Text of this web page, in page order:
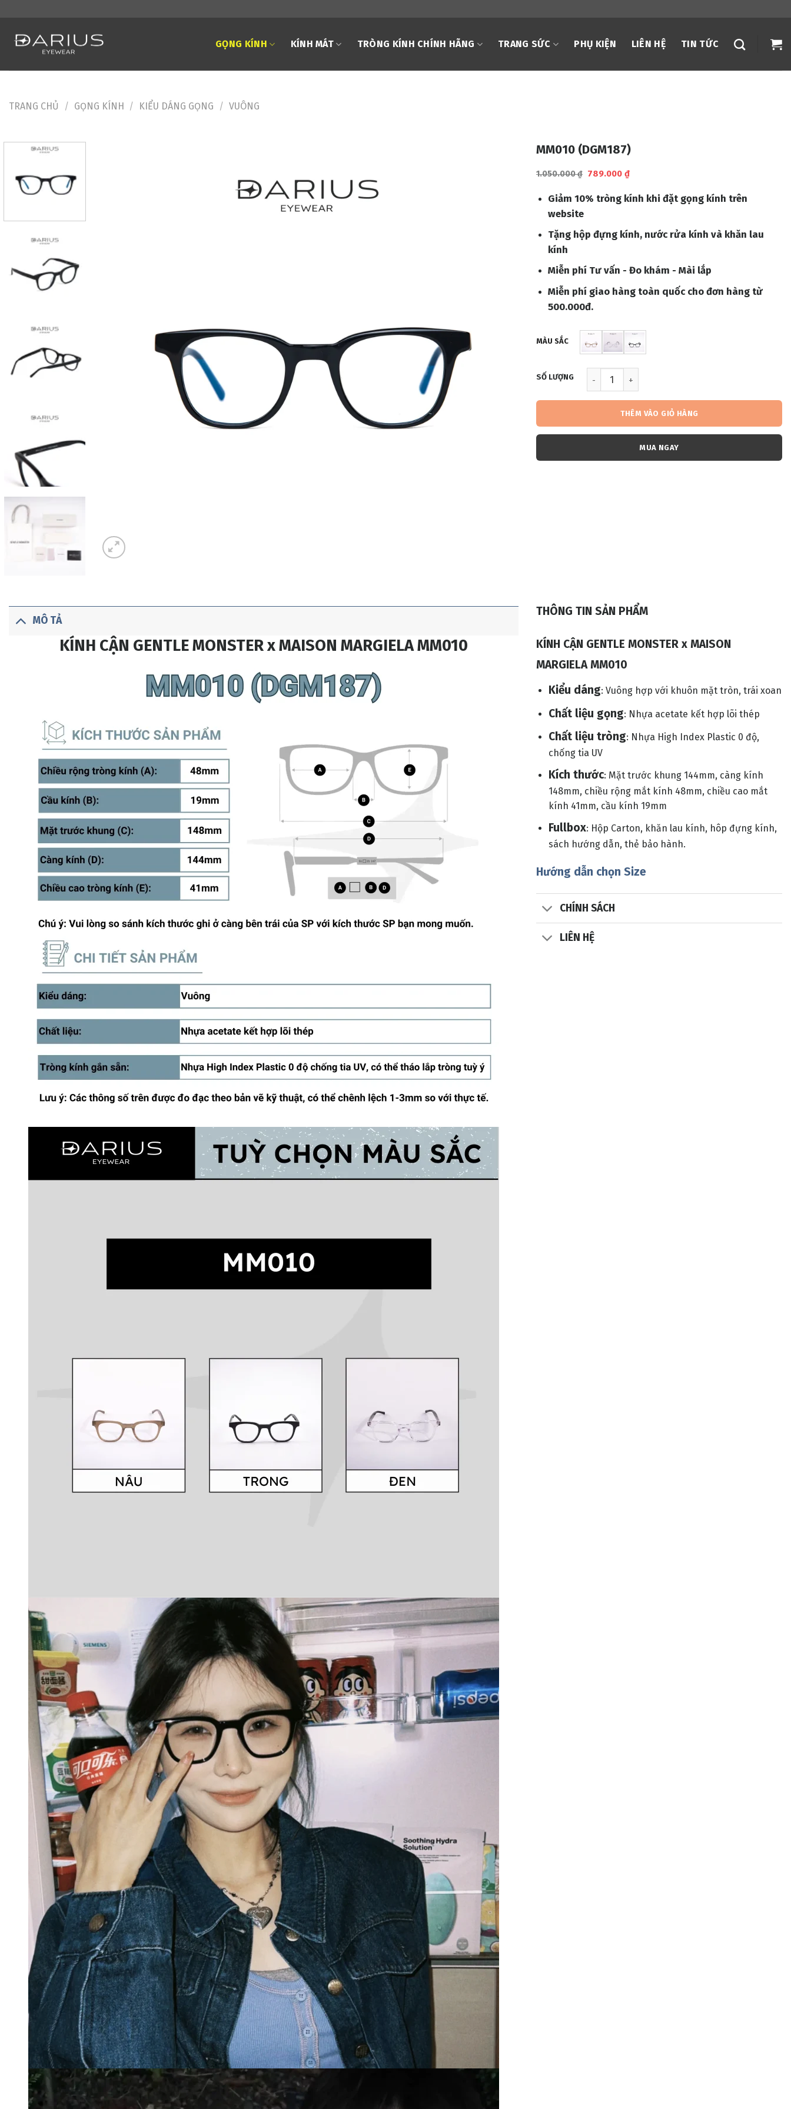
content
GỌNG KÍNH KÍNH MÁT TRÒNG KÍNH CHÍNH HÃNG TRANG SỨC PHỤ KIỆN LIÊN HỆ TIN TỨC
TRANG CHỦ / GỌNG KÍNH / KIỂU DÁNG GỌNG / VUÔNG
MM010 (DGM187)
1.050.000₫ Giá
1.050.000 ₫.
789.000₫Giá
tại
là:
Giảm 10% tròng kính khi đặt gọng kính trên
website
Tặng hộp đựng kính, nước rửa kính và khăn lau
kính
Miễn phí Tư vấn - Đo khám - Mài lắp
Miễn phí giao hàng toàn quốc cho đơn hàng từ
500.000đ.
MÀU SẮC
MM010 (DGM187) số lượng
THÊM VÀO GIỎ HÀNG
MUA NGAY
MÔ TẢ
KÍNH CẬN GENTLE MONSTER x MAISON MARGIELA MM010
THÔNG TIN SẢN PHẨM
KÍNH CẬN GENTLE MONSTER x MAISON
MARGIELA MM010
Kiểu dáng: Vuông hợp với khuôn mặt tròn, trái xoan
Chất liệu gọng: Nhựa acetate kết hợp lõi thép
Chất liệu tròng: Nhựa High Index Plastic 0 độ,
chống tia UV
Kích thước: Mặt trước khung 144mm, càng kính
148mm, chiều rộng mắt kính 48mm, chiều cao mắt
kính 41mm, cầu kính 19mm
Fullbox: Hộp Carton, khăn lau kính, hôp đựng kính,
sách hướng dẫn, thẻ bảo hành.
Hướng dẫn chọn Size
CHÍNH SÁCH
LIÊN HỆ